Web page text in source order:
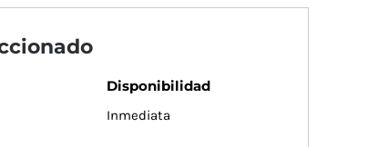
Disponibilidad
Inmediata